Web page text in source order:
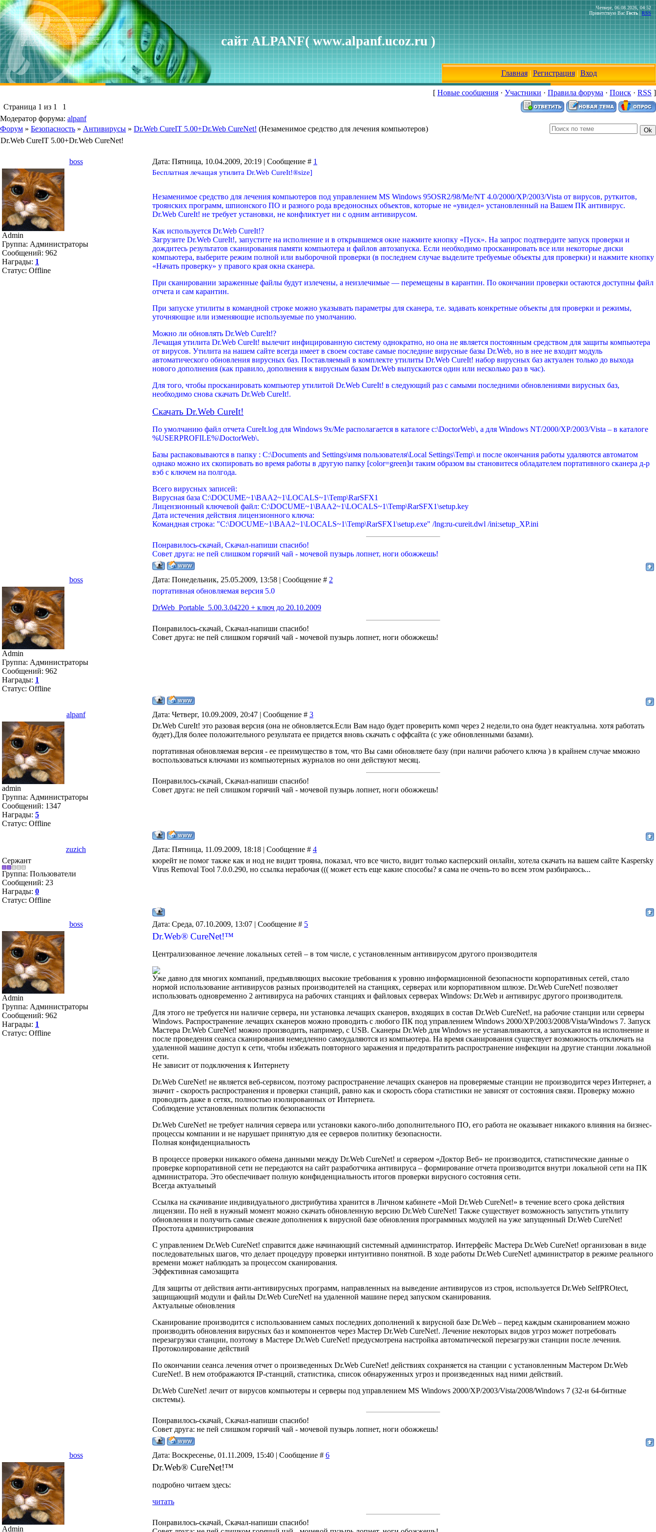
сайт ALPANF( www.alpanf.ucoz.ru )
Четверг, 06.08.2026, 04:52
Приветствую Вас Гость | RSS
Главная| Регистрация| Вход
[ Новые сообщения · Участники · Правила форума · Поиск · RSS ]
Страница 1 из 1
1
Модератор форума: alpanf
Форум » Безопасность » Антивирусы » Dr.Web CureIT 5.00+Dr.Web CureNet! (Незаменимое средство для лечения компьютеров)
Dr.Web CureIT 5.00+Dr.Web CureNet!
boss Дата: Пятница, 10.04.2009, 20:19 | Сообщение # 1
Admin
Группа: Администраторы
Сообщений: 962
Награды: 1
Статус: Offline
Бесплатная лечащая утилита Dr.Web CureIt!®size]
Незаменимое средство для лечения компьютеров под управлением MS Windows 95OSR2/98/Me/NT 4.0/2000/XP/2003/Vista от вирусов, руткитов,
троянских программ, шпионского ПО и разного рода вредоносных объектов, которые не «увидел» установленный на Вашем ПК антивирус.
Dr.Web CureIt! не требует установки, не конфликтует ни с одним антивирусом.
Как используется Dr.Web CureIt!?
Загрузите Dr.Web CureIt!, запустите на исполнение и в открывшемся окне нажмите кнопку «Пуск». На запрос подтвердите запуск проверки и
дождитесь результатов сканирования памяти компьютера и файлов автозапуска. Если необходимо просканировать все или некоторые диски
компьютера, выберите режим полной или выборочной проверки (в последнем случае выделите требуемые объекты для проверки) и нажмите кнопку
«Начать проверку» у правого края окна сканера.
При сканировании зараженные файлы будут излечены, а неизлечимые — перемещены в карантин. По окончании проверки остаются доступны файл
отчета и сам карантин.
При запуске утилиты в командной строке можно указывать параметры для сканера, т.е. задавать конкретные объекты для проверки и режимы,
уточняющие или изменяющие используемые по умолчанию.
Можно ли обновлять Dr.Web CureIt!?
Лечащая утилита Dr.Web CureIt! вылечит инфицированную систему однократно, но она не является постоянным средством для защиты компьютера
от вирусов. Утилита на нашем сайте всегда имеет в своем составе самые последние вирусные базы Dr.Web, но в нее не входит модуль
автоматического обновления вирусных баз. Поставляемый в комплекте утилиты Dr.Web CureIt! набор вирусных баз актуален только до выхода
нового дополнения (как правило, дополнения к вирусным базам Dr.Web выпускаются один или несколько раз в час).
Для того, чтобы просканировать компьютер утилитой Dr.Web CureIt! в следующий раз с самыми последними обновлениями вирусных баз,
необходимо снова скачать Dr.Web CureIt!.
Скачать Dr.Web CureIt!
По умолчанию файл отчета CureIt.log для Windows 9x/Me располагается в каталоге c:\DoctorWeb\, а для Windows NT/2000/XP/2003/Vista – в каталоге
%USERPROFILE%\DoctorWeb\.
Базы распаковываются в папку : C:\Documents and Settings\имя пользователя\Local Settings\Temp\ и после окончания работы удаляются автоматом
однако можно их скопировать во время работы в другую папку [color=green]и таким образом вы становитеся обладателем портативного сканера д-р
вэб с ключем на полгода.
Всего вирусных записей:
Вирусная база C:\DOCUME~1\BAA2~1\LOCALS~1\Temp\RarSFX1
Лицензионный ключевой файл: C:\DOCUME~1\BAA2~1\LOCALS~1\Temp\RarSFX1\setup.key
Дата истечения действия лицензионного ключа:
Командная строка: "C:\DOCUME~1\BAA2~1\LOCALS~1\Temp\RarSFX1\setup.exe" /lng:ru-cureit.dwl /ini:setup_XP.ini
Понравилось-скачай, Скачал-напиши спасибо!
Совет друга: не пей слишком горячий чай - мочевой пузырь лопнет, ноги обожжешь!
boss Дата: Понедельник, 25.05.2009, 13:58 | Сообщение # 2
Admin
Группа: Администраторы
Сообщений: 962
Награды: 1
Статус: Offline
портативная обновляемая версия 5.0
DrWeb_Portable_5.00.3.04220 + ключ до 20.10.2009
Понравилось-скачай, Скачал-напиши спасибо!
Совет друга: не пей слишком горячий чай - мочевой пузырь лопнет, ноги обожжешь!
alpanf Дата: Четверг, 10.09.2009, 20:47 | Сообщение # 3
admin
Группа: Администраторы
Сообщений: 1347
Награды: 5
Статус: Offline
Dr.Web CureIt! это разовая версия (она не обновляется.Если Вам надо будет проверить комп через 2 недели,то она будет неактуальна. хотя работать
будет).Для более положительного результата ее придется вновь скачать с оффсайта (с уже обновленными базами).
портативная обновляемая версия - ее преимущество в том, что Вы сами обновляете базу (при наличи рабочего ключа ) в крайнем случае мможно
воспользоваться ключами из компьютерных журналов но они действуют месяц.
Понравилось-скачай, Скачал-напиши спасибо!
Совет друга: не пей слишком горячий чай - мочевой пузырь лопнет, ноги обожжешь!
zuzich Дата: Пятница, 11.09.2009, 18:18 | Сообщение # 4
Сержант
Группа: Пользователи
Сообщений: 23
Награды: 0
Статус: Offline
кюрейт не помог также как и нод не видит трояна, показал, что все чисто, видит только касперский онлайн, хотела скачать на вашем сайте Kaspersky
Virus Removal Tool 7.0.0.290, но ссылка нерабочая ((( может есть еще какие способы? я сама не очень-то во всем этом разбираюсь...
boss Дата: Среда, 07.10.2009, 13:07 | Сообщение # 5
Admin
Группа: Администраторы
Сообщений: 962
Награды: 1
Статус: Offline
Dr.Web® CureNet!™
Централизованное лечение локальных сетей – в том числе, с установленным антивирусом другого производителя
Уже давно для многих компаний, предъявляющих высокие требования к уровню информационной безопасности корпоративных сетей, стало
нормой использование антивирусов разных производителей на станциях, серверах или корпоративном шлюзе. Dr.Web CureNet! позволяет
использовать одновременно 2 антивируса на рабочих станциях и файловых серверах Windows: Dr.Web и антивирус другого производителя.
Для этого не требуется ни наличие сервера, ни установка лечащих сканеров, входящих в состав Dr.Web CureNet!, на рабочие станции или серверы
Windows. Распространение лечащих сканеров можно проводить с любого ПК под управлением Windows 2000/XP/2003/2008/Vista/Windows 7. Запуск
Мастера Dr.Web CureNet! можно производить, например, с USB. Сканеры Dr.Web для Windows не устанавливаются, а запускаются на исполнение и
после проведения сеанса сканирования немедленно самоудаляются из компьютера. На время сканирования существует возможность отключать на
удаленной машине доступ к сети, чтобы избежать повторного заражения и предотвратить распространение инфекции на другие станции локальной
сети.
Не зависит от подключения к Интернету
Dr.Web CureNet! не является веб-сервисом, поэтому распространение лечащих сканеров на проверяемые станции не производится через Интернет, а
значит - скорость распространения и проверки станций, равно как и скорость сбора статистики не зависят от состояния связи. Проверку можно
проводить даже в сетях, полностью изолированных от Интернета.
Соблюдение установленных политик безопасности
Dr.Web CureNet! не требует наличия сервера или установки какого-либо дополнительного ПО, его работа не оказывает никакого влияния на бизнес-
процессы компании и не нарушает принятую для ее серверов политику безопасности.
Полная конфиденциальность
В процессе проверки никакого обмена данными между Dr.Web CureNet! и сервером «Доктор Веб» не производится, статистические данные о
проверке корпоративной сети не передаются на сайт разработчика антивируса – формирование отчета производится внутри локальной сети на ПК
администратора. Это обеспечивает полную конфиденциальность итогов проверки вирусного состояния сети.
Всегда актуальный
Ссылка на скачивание индивидуального дистрибутива хранится в Личном кабинете «Мой Dr.Web CureNet!» в течение всего срока действия
лицензии. По ней в нужный момент можно скачать обновленную версию Dr.Web CureNet! Также существует возможность запустить утилиту
обновления и получить самые свежие дополнения к вирусной базе обновления программных модулей на уже запущенный Dr.Web CureNet!
Простота администрирования
C управлением Dr.Web CureNet! справится даже начинающий системный администратор. Интерфейс Мастера Dr.Web CureNet! организован в виде
последовательных шагов, что делает процедуру проверки интуитивно понятной. В ходе работы Dr.Web CureNet! администратор в режиме реального
времени может наблюдать за процессом сканирования.
Эффективная самозащита
Для защиты от действия анти-антивирусных программ, направленных на выведение антивирусов из строя, используется Dr.Web SelfPROtect,
защищающий модули и файлы Dr.Web CureNet! на удаленной машине перед запуском сканирования.
Актуальные обновления
Сканирование производится с использованием самых последних дополнений к вирусной базе Dr.Web – перед каждым сканированием можно
производить обновления вирусных баз и компонентов через Мастер Dr.Web CureNet!. Лечение некоторых видов угроз может потребовать
перезагрузки станции, поэтому в Мастере Dr.Web CureNet! предусмотрена настройка автоматической перезагрузки станции после лечения.
Протоколирование действий
По окончании сеанса лечения отчет о произведенных Dr.Web CureNet! действиях сохраняется на станции с установленным Мастером Dr.Web
CureNet!. В нем отображаются IP-станций, статистика, список обнаруженных угроз и произведенных над ними действий.
Dr.Web CureNet! лечит от вирусов компьютеры и серверы под управлением MS Windows 2000/XP/2003/Vista/2008/Windows 7 (32-и 64-битные
системы).
Понравилось-скачай, Скачал-напиши спасибо!
Совет друга: не пей слишком горячий чай - мочевой пузырь лопнет, ноги обожжешь!
boss Дата: Воскресенье, 01.11.2009, 15:40 | Сообщение # 6
Admin
Dr.Web® CureNet!™
подробно читаем здесь:
читать
Понравилось-скачай, Скачал-напиши спасибо!